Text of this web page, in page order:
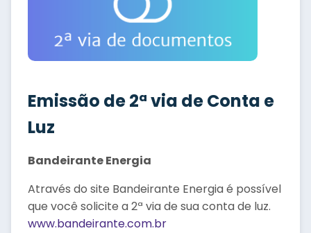
Emissão de 2ª via de Conta e
Luz
Bandeirante Energia
Através do site Bandeirante Energia é possível
que você solicite a 2ª via de sua conta de luz.
www.bandeirante.com.br